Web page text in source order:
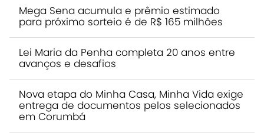
Mega Sena acumula e prêmio estimado
para próximo sorteio é de R$ 165 milhões
Lei Maria da Penha completa 20 anos entre
avanços e desafios
Nova etapa do Minha Casa, Minha Vida exige
entrega de documentos pelos selecionados
em Corumbá